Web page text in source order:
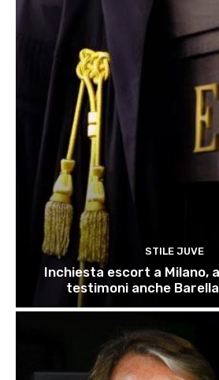
STILE JUVE
Inchiesta escort a Milano,
testimoni anche